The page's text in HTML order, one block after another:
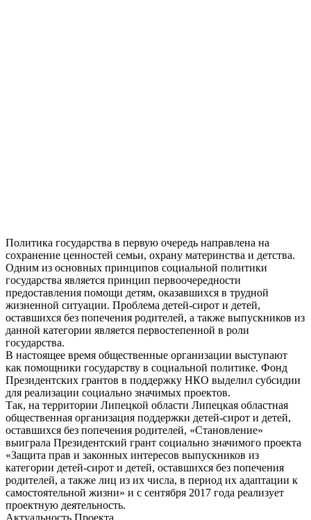
Политика государства в первую очередь направлена на
сохранение ценностей семьи, охрану материнства и детства.
Одним из основных принципов социальной политики
государства является принцип первоочередности
предоставления помощи детям, оказавшихся в трудной
жизненной ситуации. Проблема детей-сирот и детей,
оставшихся без попечения родителей, а также выпускников из
данной категории является первостепенной в роли
государства.
В настоящее время общественные организации выступают
как помощники государству в социальной политике. Фонд
Президентских грантов в поддержку НКО выделил субсидии
для реализации социально значимых проектов.
Так, на территории Липецкой области Липецкая областная
общественная организация поддержки детей-сирот и детей,
оставшихся без попечения родителей, «Становление»
выиграла Президентский грант социально значимого проекта
«Защита прав и законных интересов выпускников из
категории детей-сирот и детей, оставшихся без попечения
родителей, а также лиц из их числа, в период их адаптации к
самостоятельной жизни» и с сентября 2017 года реализует
проектную деятельность.
Актуальность Проекта